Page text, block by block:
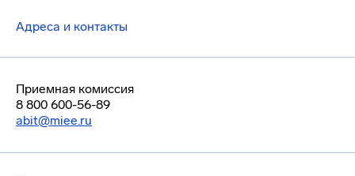
Адреса и контакты
Приемная комиссия
8 800 600-56-89
abit@miee.ru